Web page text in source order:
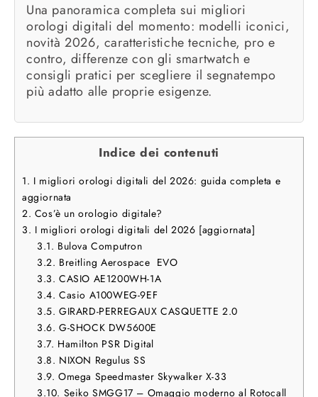
Una panoramica completa sui migliori
orologi digitali del momento: modelli iconici,
novità 2026, caratteristiche tecniche, pro e
contro, differenze con gli smartwatch e
consigli pratici per scegliere il segnatempo
più adatto alle proprie esigenze.
Indice dei contenuti
1. I migliori orologi digitali del 2026: guida completa e
aggiornata
2. Cos’è un orologio digitale?
3. I migliori orologi digitali del 2026 [aggiornata]
3.1. Bulova Computron
3.2. Breitling Aerospace EVO
3.3. CASIO AE1200WH-1A
3.4. Casio A100WEG-9EF
3.5. GIRARD-PERREGAUX CASQUETTE 2.0
3.6. G-SHOCK DW5600E
3.7. Hamilton PSR Digital
3.8. NIXON Regulus SS
3.9. Omega Speedmaster Skywalker X-33
3.10. Seiko SMGG17 – Omaggio moderno al Rotocall